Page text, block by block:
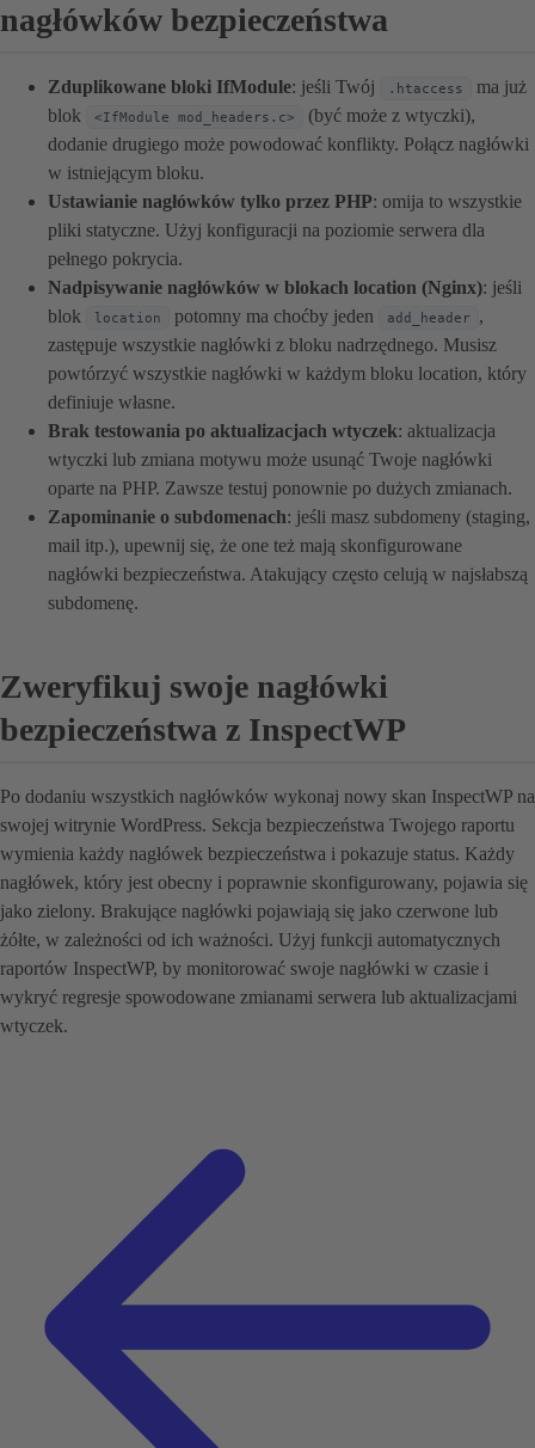
nagłówków bezpieczeństwa
Zduplikowane bloki IfModule: jeśli Twój .htaccess
ma już
blok
<IfModule mod_headers.c>
(być może z wtyczki),
dodanie drugiego może powodować konflikty. Połącz nagłówki
w istniejącym bloku.
Ustawianie nagłówków tylko przez PHP: omija to wszystkie
pliki statyczne. Użyj konfiguracji na poziomie serwera dla
pełnego pokrycia.
Nadpisywanie nagłówków w blokach location (Nginx): jeśli
blok
location potomny ma choćby jeden add_header
,
zastępuje wszystkie nagłówki z bloku nadrzędnego. Musisz
powtórzyć wszystkie nagłówki w każdym bloku location, który
definiuje własne.
Brak testowania po aktualizacjach wtyczek: aktualizacja
wtyczki lub zmiana motywu może usunąć Twoje nagłówki
oparte na PHP. Zawsze testuj ponownie po dużych zmianach.
Zapominanie o subdomenach: jeśli masz subdomeny (staging,
mail itp.), upewnij się, że one też mają skonfigurowane
nagłówki bezpieczeństwa. Atakujący często celują w najsłabszą
subdomenę.
Zweryfikuj swoje nagłówki
bezpieczeństwa z InspectWP
Po dodaniu wszystkich nagłówków wykonaj nowy skan InspectWP na
swojej witrynie WordPress. Sekcja bezpieczeństwa Twojego raportu
wymienia każdy nagłówek bezpieczeństwa i pokazuje status. Każdy
nagłówek, który jest obecny i poprawnie skonfigurowany, pojawia się
jako zielony. Brakujące nagłówki pojawiają się jako czerwone lub
żółte, w zależności od ich ważności. Użyj funkcji automatycznych
raportów InspectWP, by monitorować swoje nagłówki w czasie i
wykryć regresje spowodowane zmianami serwera lub aktualizacjami
wtyczek.